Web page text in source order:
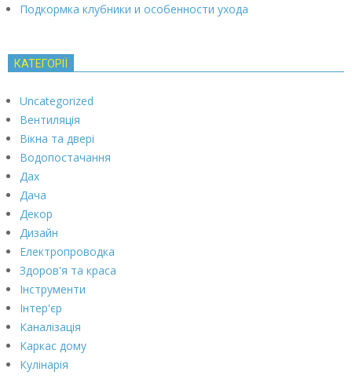
Подкормка клубники и особенности ухода
КАТЕГОРІЇ
Uncategorized
Вентиляція
Вікна та двері
Водопостачання
Дах
Дача
Декор
Дизайн
Електропроводка
Здоров'я та краса
Інструменти
Інтер'єр
Каналізація
Каркас дому
Кулінарія